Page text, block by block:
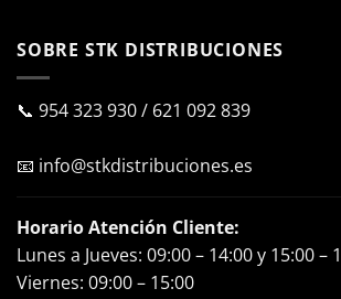
SOBRE STK DISTRIBUCIONES
📞 954 323 930/ 621 092 839
📧 info@stkdistribuciones.es
Horario Atención Cliente:
Lunes a Jueves: 09:00 – 14:00 y 15:00 –
Viernes: 09:00 – 15:00